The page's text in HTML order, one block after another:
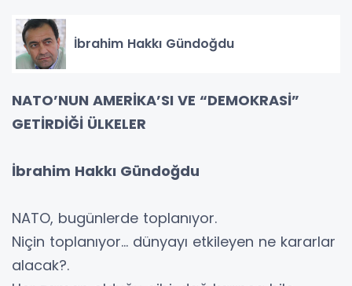
İbrahim Hakkı Gündoğdu
NATO’NUN AMERİKA’SI VE “DEMOKRASİ”
GETİRDİĞİ ÜLKELER
İbrahim Hakkı Gündoğdu
NATO, bugünlerde toplanıyor.
Niçin toplanıyor… dünyayı etkileyen ne kararlar
alacak?.